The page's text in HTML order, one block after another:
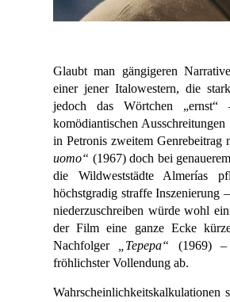
Glaubt man gängigeren
einer jener Italowestern, die
jedoch das Wörtchen
komödiantischen
in Petronis zweitem
uomo“ (1967) doch bei
die Wildweststädte Almerías
höchstgradig straffe Inszenierung
niederzuschreiben würde wohl
der Film eine ganze Ecke
Nachfolger
„Tepepa“ (1969) –
fröhlichster Vollendung ab.
Wahrscheinlichkeitskalkulationen